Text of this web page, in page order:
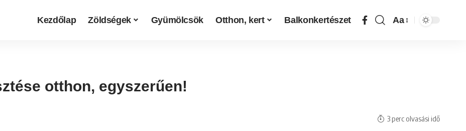
Kezdőlap Zöldségek Gyümölcsök Otthon, kert Balkonkertészet Aa
otthon, egyszerűen!
3 perc olvasási idő